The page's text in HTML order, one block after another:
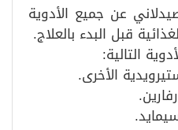
عن جميع الأدوية
قبل البدء بالعلاج.
التالية:
الأخرى.